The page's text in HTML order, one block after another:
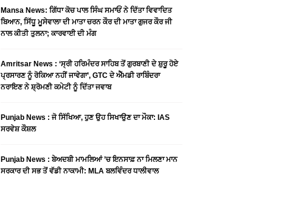
Mansa News: ਗਿੱਧਾ ਕੋਚ ਪਾਲ ਸਿੰਘ ਸਮਾਓਂ ਨੇ ਦਿੱਤਾ ਵਿਵਾਦਿਤ
ਬਿਆਨ, ਸਿੱਧੂ ਮੂਸੇਵਾਲਾ ਦੀ ਮਾਤਾ ਚਰਨ ਕੌਰ ਦੀ ਮਾਤਾ ਗੁਜਰ ਕੌਰ ਜੀ
ਨਾਲ ਕੀਤੀ ਤੁਲਨਾ; ਕਾਰਵਾਈ ਦੀ ਮੰਗ
Amritsar News : ‘ਸ੍ਰੀ ਹਰਿਮੰਦਰ ਸਾਹਿਬ ਤੋਂ ਗੁਰਬਾਣੀ ਦੇ ਸ਼ੁਰੂ ਹੋਏ
ਪ੍ਰਸਾਰਣ ਨੂੰ ਰੋਕਿਆ ਨਹੀਂ ਜਾਵੇਗਾ’, GTC ਦੇ ਐੱਮਡੀ ਰਾਬਿੰਦਰਾ
ਨਰਾਇਣ ਨੇ ਸ਼੍ਰੋਮਣੀ ਕਮੇਟੀ ਨੂੰ ਦਿੱਤਾ ਜਵਾਬ
Punjab News : ਜੋ ਸਿੱਖਿਆ, ਹੁਣ ਉਹ ਸਿਖਾਉਣ ਦਾ ਮੌਕਾ: IAS
ਸਰਵੇਸ਼ ਕੌਸ਼ਲ
Punjab News : ਬੇਅਦਬੀ ਮਾਮਲਿਆਂ ’ਚ ਇਨਸਾਫ਼ ਨਾ ਮਿਲਣਾ ਮਾਨ
ਸਰਕਾਰ ਦੀ ਸਭ ਤੋਂ ਵੱਡੀ ਨਾਕਾਮੀ: MLA ਬਲਵਿੰਦਰ ਧਾਲੀਵਾਲ